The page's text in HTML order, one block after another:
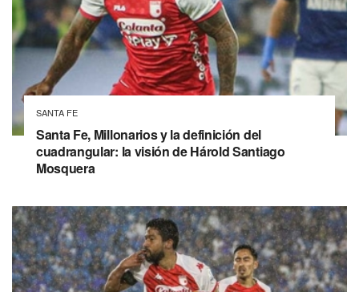
SANTA FE
Santa Fe, Millonarios y la definición del
cuadrangular: la visión de Hárold Santiago
Mosquera